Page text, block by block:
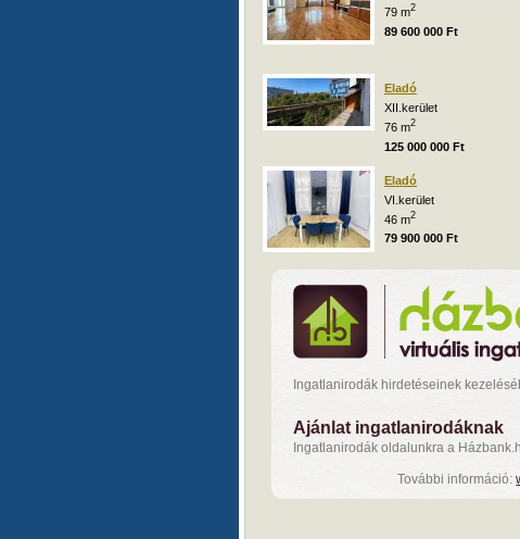
79 m2
89 600 000 Ft
Eladó
XII.kerület
76 m2
125 000 000 Ft
Eladó
VI.kerület
46 m2
79 900 000 Ft
Ingatlanirodák hirdetéseinek
Ajánlat ingatlanirodáknak
Ingatlanirodák oldalunkra a
További információ: